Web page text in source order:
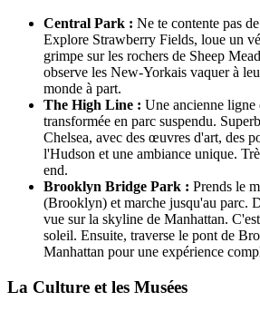
Central Park : Ne te contente pas
Explore Strawberry Fields, loue un
grimpe sur les rochers de Sheep
observe les New-Yorkais vaquer à
monde à part.
The High Line : Une ancienne ligne
transformée en parc suspendu.
Chelsea, avec des œuvres d'art, des
l'Hudson et une ambiance unique.
end.
Brooklyn Bridge Park : Prends le
(Brooklyn) et marche jusqu'au parc.
vue sur la skyline de Manhattan.
soleil. Ensuite, traverse le pont de
Manhattan pour une expérience
La Culture et les Musées